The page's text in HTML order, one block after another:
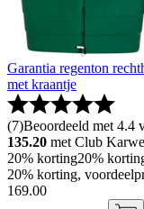
Garantia regenton
met kraantje
(7)Beoordeeld met 4.4
135.20 met Club
20% korting20%
20% korting,
169.00